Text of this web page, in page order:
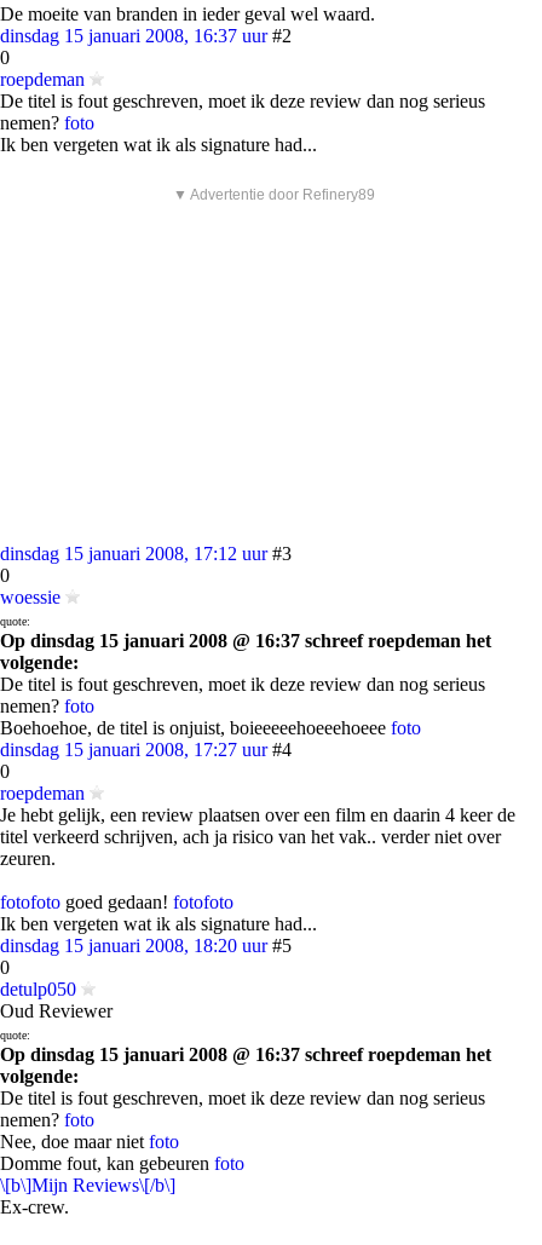
De moeite van branden in ieder geval wel waard.
dinsdag 15 januari 2008, 16:37 uur #2
0
roepdeman
De titel is fout geschreven, moet ik deze review dan nog serieus
nemen? foto
Ik ben vergeten wat ik als signature had...
▼ Advertentie door Refinery89
dinsdag 15 januari 2008, 17:12 uur #3
0
woessie
quote:
Op dinsdag 15 januari 2008 @ 16:37 schreef roepdeman het
volgende:
De titel is fout geschreven, moet ik deze review dan nog serieus
nemen? foto
Boehoehoe, de titel is onjuist, boieeeeehoeeehoeee foto
dinsdag 15 januari 2008, 17:27 uur #4
0
roepdeman
Je hebt gelijk, een review plaatsen over een film en daarin 4 keer de
titel verkeerd schrijven, ach ja risico van het vak.. verder niet over
zeuren.
fotofoto goed gedaan! fotofoto
Ik ben vergeten wat ik als signature had...
dinsdag 15 januari 2008, 18:20 uur #5
0
detulp050
Oud Reviewer
quote:
Op dinsdag 15 januari 2008 @ 16:37 schreef roepdeman het
volgende:
De titel is fout geschreven, moet ik deze review dan nog serieus
nemen? foto
Nee, doe maar niet foto
Domme fout, kan gebeuren foto
\[b\]Mijn Reviews\[/b\]
Ex-crew.